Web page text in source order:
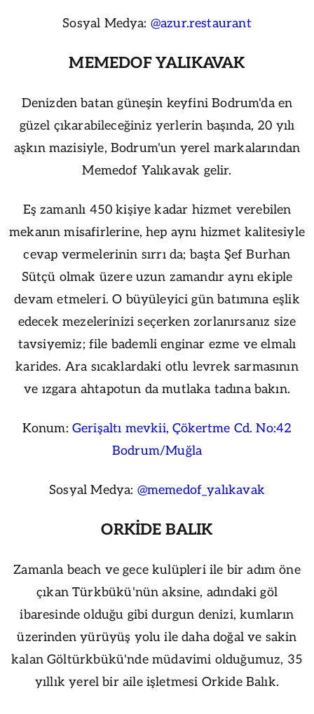
Sosyal Medya: @azur.restaurant
MEMEDOF YALIKAVAK
Denizden batan güneşin keyfini Bodrum'da en
güzel çıkarabileceğiniz yerlerin başında, 20 yılı
aşkın mazisiyle, Bodrum'un yerel markalarından
Memedof Yalıkavak gelir.
Eş zamanlı 450 kişiye kadar hizmet verebilen
mekanın misafirlerine, hep aynı hizmet kalitesiyle
cevap vermelerinin sırrı da; başta Şef Burhan
Sütçü olmak üzere uzun zamandır aynı ekiple
devam etmeleri. O büyüleyici gün batımına eşlik
edecek mezelerinizi seçerken zorlanırsanız size
tavsiyemiz; file bademli enginar ezme ve elmalı
karides. Ara sıcaklardaki otlu levrek sarmasının
ve ızgara ahtapotun da mutlaka tadına bakın.
Konum: Gerişaltı mevkii, Çökertme Cd. No:42
Bodrum/Muğla
Sosyal Medya: @memedof_yalıkavak
ORKİDE BALIK
Zamanla beach ve gece kulüpleri ile bir adım öne
çıkan Türkbükü'nün aksine, adındaki göl
ibaresinde olduğu gibi durgun denizi, kumların
üzerinden yürüyüş yolu ile daha doğal ve sakin
kalan Göltürkbükü'nde müdavimi olduğumuz, 35
yıllık yerel bir aile işletmesi Orkide Balık.